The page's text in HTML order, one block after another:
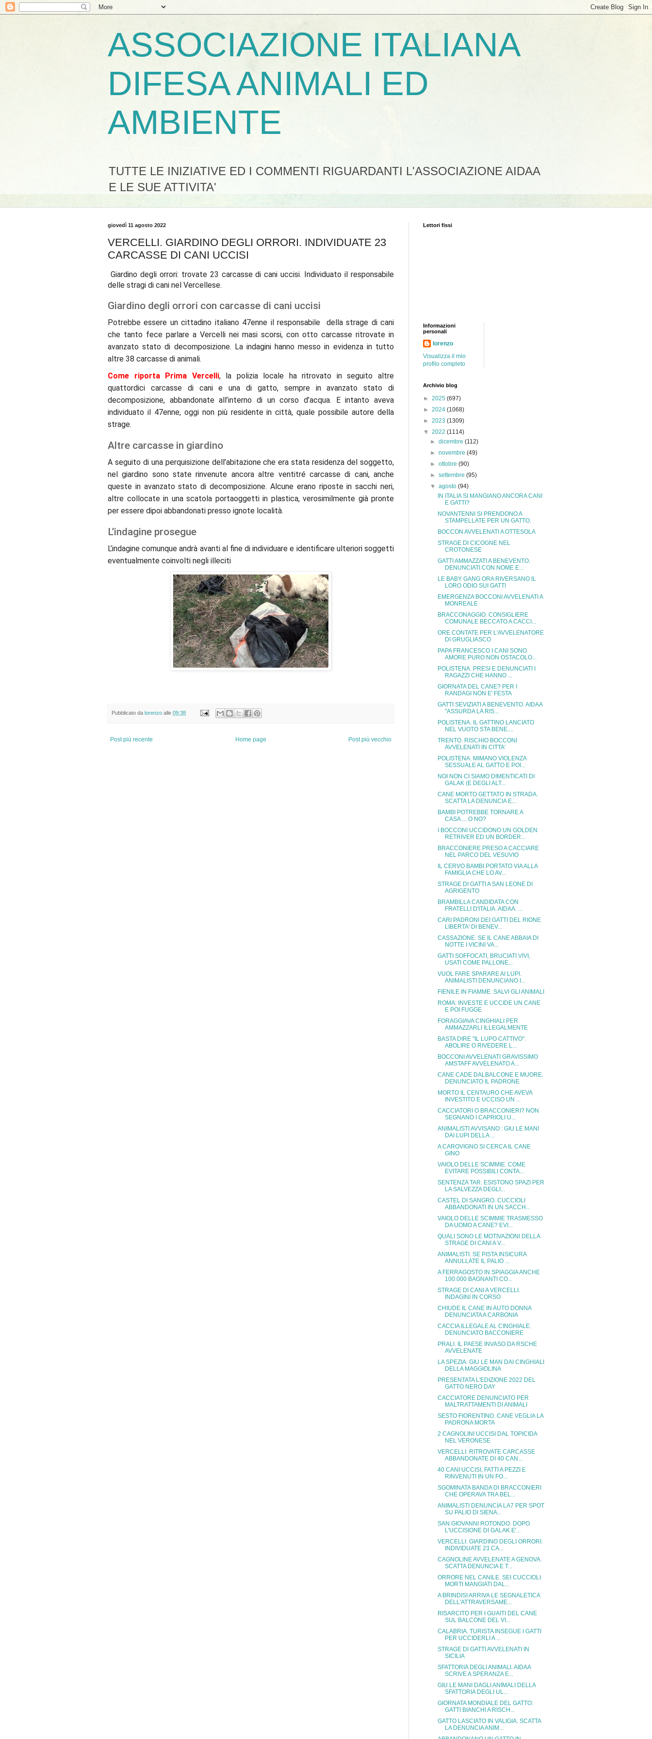
ASSOCIAZIONE ITALIANA
DIFESA ANIMALI ED
AMBIENTE
TUTTE LE INIZIATIVE ED I COMMENTI RIGUARDANTI L'ASSOCIAZIONE AIDAA
E LE SUE ATTIVITA'
giovedì 11 agosto 2022
VERCELLI. GIARDINO DEGLI ORRORI. INDIVIDUATE 23
CARCASSE DI CANI UCCISI
Giardino degli orrori: trovate 23 carcasse di cani uccisi. Individuato il responsabile
delle stragi di cani nel Vercellese.
Giardino degli orrori con carcasse di cani uccisi
Potrebbe essere un cittadino italiano 47enne il responsabile della strage di cani
che tanto fece parlare a Vercelli nei masi scorsi, con otto carcasse ritrovate in
avanzato stato di decomposizione. La indagini hanno messo in evidenza in tutto
altre 38 carcasse di animali.
Come riporta Prima Vercelli, la polizia locale ha ritrovato in seguito altre
quattordici carcasse di cani e una di gatto, sempre in avanzato stato di
decomposizione, abbandonate all’interno di un corso d’acqua. E intanto aveva
individuato il 47enne, oggi non più residente in città, quale possibile autore della
strage.
Altre carcasse in giardino
A seguito di una perquisizione dell’abitazione che era stata residenza del soggetto,
nel giardino sono state rinvenute ancora altre ventitré carcasse di cani, anche
queste in avanzato stato di decomposizione. Alcune erano riposte in sacchi neri,
altre collocate in una scatola portaoggetti in plastica, verosimilmente già pronte
per essere dipoi abbandonati presso ignote località.
L’indagine prosegue
L’indagine comunque andrà avanti al fine di individuare e identificare ulteriori soggetti
eventualmente coinvolti negli illeciti
Pubblicato da lorenzo alle 09:38
Post più recente Post più vecchio
Home page
Lettori fissi
Informazioni
personali
lorenzo
Visualizza il mio
profilo completo
Archivio blog
► 2025 (697)
► 2024 (1068)
► 2023 (1309)
▼ 2022 (1114)
►dicembre(112)
►novembre(49)
►ottobre(90)
►settembre(95)
▼agosto(94)
IN ITALIA SI MANGIANO ANCORA CANI
E GATTI?
NOVANTENNI SI PRENDONO A
STAMPELLATE PER UN GATTO.
BOCCON AVVELENATI A OTTESOLA
STRAGE DI CICOGNE NEL
CROTONESE
GATTI AMMAZZATI A BENEVENTO.
DENUNCIATI CON NOME E...
LE BABY GANG ORA RIVERSANO IL
LORO ODIO SUI GATTI
EMERGENZA BOCCONI AVVELENATI A
MONREALE
BRACCONAGGIO. CONSIGLIERE
COMUNALE BECCATO A CACCI...
ORE CONTATE PER L'AVVELENATORE
DI GRUGLIASCO
PAPA FRANCESCO I CANI SONO
AMORE PURO NON OSTACOLO...
POLISTENA. PRESI E DENUNCIATI I
RAGAZZI CHE HANNO ...
GIORNATA DEL CANE? PER I
RANDAGI NON E' FESTA
GATTI SEVIZIATI A BENEVENTO. AIDAA
"ASSURDA LA RIS...
POLISTENA. IL GATTINO LANCIATO
NEL VUOTO STA BENE....
TRENTO. RISCHIO BOCCONI
AVVELENATI IN CITTA'
POLISTENA. MIMANO VIOLENZA
SESSUALE AL GATTO E POI...
NOI NON CI SIAMO DIMENTICATI DI
GALAK (E DEGLI ALT...
CANE MORTO GETTATO IN STRADA.
SCATTA LA DENUNCIA E...
BAMBI POTREBBE TORNARE A
CASA.... O NO?
I BOCCONI UCCIDONO UN GOLDEN
RETRIVER ED UN BORDER...
BRACCONIERE PRESO A CACCIARE
NEL PARCO DEL VESUVIO
IL CERVO BAMBI PORTATO VIA ALLA
FAMIGLIA CHE LO AV...
STRAGE DI GATTI A SAN LEONE DI
AGRIGENTO
BRAMBILLA CANDIDATA CON
FRATELLI D'ITALIA. AIDAA: ...
CARI PADRONI DEI GATTI DEL RIONE
LIBERTA' DI BENEV...
CASSAZIONE. SE IL CANE ABBAIA DI
NOTTE I VICINI VA...
GATTI SOFFOCATI, BRUCIATI VIVI,
USATI COME PALLONE...
VUOL FARE SPARARE AI LUPI.
ANIMALISTI DENUNCIANO I...
FIENILE IN FIAMME. SALVI GLI ANIMALI
ROMA: INVESTE E UCCIDE UN CANE
E POI FUGGE
FORAGGIAVA CINGHIALI PER
AMMAZZARLI ILLEGALMENTE
BASTA DIRE "IL LUPO CATTIVO".
ABOLIRE O RIVEDERE L...
BOCCONI AVVELENATI GRAVISSIMO
AMSTAFF AVVELENATO A...
CANE CADE DALBALCONE E MUORE.
DENUNCIATO IL PADRONE
MORTO IL CENTAURO CHE AVEVA
INVESTITO E UCCISO UN ...
CACCIATORI O BRACCONIERI? NON
SEGNANO I CAPRIOLI U...
ANIMALISTI AVVISANO : GIU LE MANI
DAI LUPI DELLA ...
A CAROVIGNO SI CERCA IL CANE
GINO
VAIOLO DELLE SCIMMIE. COME
EVITARE POSSIBILI CONTA...
SENTENZA TAR. ESISTONO SPAZI PER
LA SALVEZZA DEGLI...
CASTEL DI SANGRO. CUCCIOLI
ABBANDONATI IN UN SACCH...
VAIOLO DELLE SCIMMIE TRASMESSO
DA UOMO A CANE? EVI...
QUALI SONO LE MOTIVAZIONI DELLA
STRAGE DI CANI A V...
ANIMALISTI. SE PISTA INSICURA
ANNULLATE IL PALIO ...
A FERRAGOSTO IN SPIAGGIA ANCHE
100.000 BAGNANTI CO...
STRAGE DI CANI A VERCELLI.
INDAGINI IN CORSO
CHIUDE IL CANE IN AUTO DONNA
DENUNCIATA A CARBONIA
CACCIA ILLEGALE AL CINGHIALE.
DENUNCIATO BACCONIERE
PRALI. IL PAESE INVASO DA RSCHE
AVVELENATE
LA SPEZIA. GIU LE MAN DAI CINGHIALI
DELLA MAGGIOLINA
PRESENTATA L'EDIZIONE 2022 DEL
GATTO NERO DAY
CACCIATORE DENUNCIATO PER
MALTRATTAMENTI DI ANIMALI
SESTO FIORENTINO. CANE VEGLIA LA
PADRONA MORTA
2 CAGNOLINI UCCISI DAL TOPICIDA
NEL VERONESE
VERCELLI. RITROVATE CARCASSE
ABBANDONATE DI 40 CAN...
40 CANI UCCISI, FATTI A PEZZI E
RINVENUTI IN UN FO...
SGOMINATA BANDA DI BRACCONIERI
CHE OPERAVA TRA BEL...
ANIMALISTI DENUNCIA LA7 PER SPOT
SU PALIO DI SIENA...
SAN GIOVANNI ROTONDO. DOPO
L'UCCISIONE DI GALAK E'...
VERCELLI. GIARDINO DEGLI ORRORI.
INDIVIDUATE 23 CA...
CAGNOLINE AVVELENATE A GENOVA.
SCATTA DENUNCIA E T...
ORRORE NEL CANILE. SEI CUCCIOLI
MORTI MANGIATI DAL...
A BRINDISI ARRIVA LE SEGNALETICA
DELL'ATTRAVERSAME...
RISARCITO PER I GUAITI DEL CANE
SUL BALCONE DEL VI...
CALABRIA. TURISTA INSEGUE I GATTI
PER UCCIDERLI A ...
STRAGE DI GATTI AVVELENATI IN
SICILIA
SFATTORIA DEGLI ANIMALI. AIDAA
SCRIVE A SPERANZA E...
GIU LE MANI DAGLI ANIMALI DELLA
SFATTORIA DEGLI UL...
GIORNATA MONDIALE DEL GATTO:
GATTI BIANCHI A RISCH...
GATTO LASCIATO IN VALIGIA. SCATTA
LA DENUNCIA ANIM...